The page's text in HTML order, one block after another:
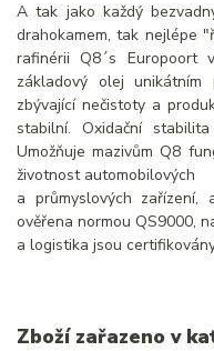
A tak jako každý
drahokamem, tak nejlépe
rafinérii Q8´s Europoort
základový olej
zbývající nečistoty a
stabilní. Oxidační
Umožňuje mazivům Q8
životnost automobilových
a průmyslových
ověřena normou QS9000,
a logistika jsou
Zboží zařazeno v